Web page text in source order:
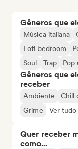
Gêneros que
Música italiana
Lofi bedroom
Soul
Trap Pop
Gêneros que
receber
Ambiente Chill
Grime
Ver tudo
Quer receber
como...